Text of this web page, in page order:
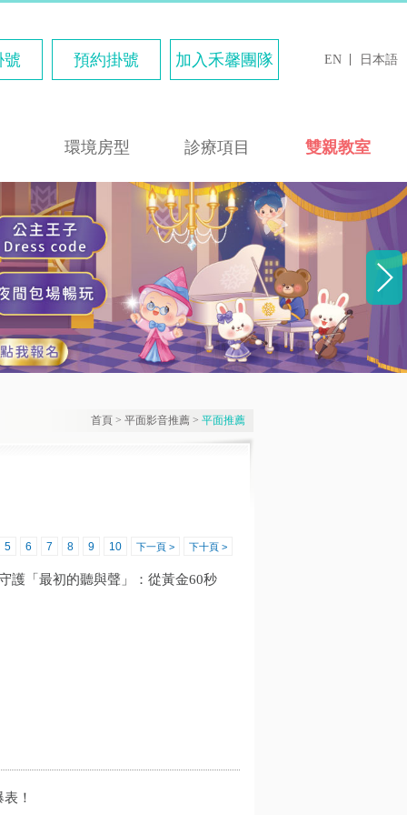
日本語
EN
加入禾馨團隊
預約掛號
號
環境房型 診療項目 雙親教室
首頁 > 平面影音推薦 > 平面推薦
5 6 7 8 9 10 下一頁 > 下十頁 >
護「最初的聽與聲」：從黃金60秒
！